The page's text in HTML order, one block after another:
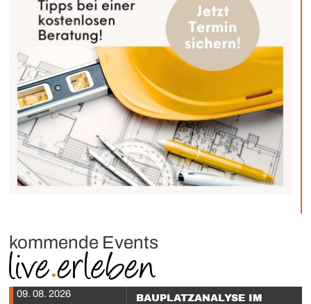
kommende Events
09. 08. 2026 BAUPLATZANALYSE IM